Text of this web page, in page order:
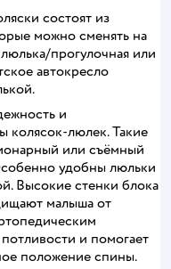
состоят из
можно сменять на
прогулочная или
автокресло
и
колясок-люлек. Такие
или съёмный
удобны люльки
Высокие стенки блока
малыша от
и помогает
положение спины.